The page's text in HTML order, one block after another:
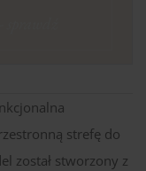
strefę do
został stworzony z